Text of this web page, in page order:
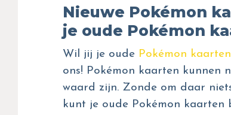
Nieuwe Pokémon
je oude Pokémon
Wil jij je oude Pokémon
ons! Pokémon kaarten kunnen
waard zijn. Zonde om daar
kunt je oude Pokémon kaarten